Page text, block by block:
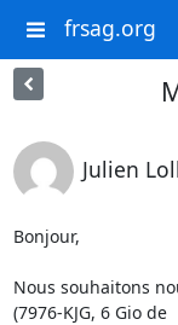
frsag.org
Julien
Bonjour,
Nous souhaitons
(7976-KJG, 6 Gio de